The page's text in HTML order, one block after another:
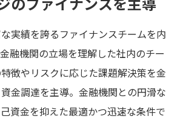
を乗り越えました。
実績を誇るファイナンスチームを内
融機関の立場を理解した社内のチー
徴やリスクに応じた課題解決策を金
金調達を主導。金融機関との円滑な
資金を抑えた最適かつ迅速な条件で